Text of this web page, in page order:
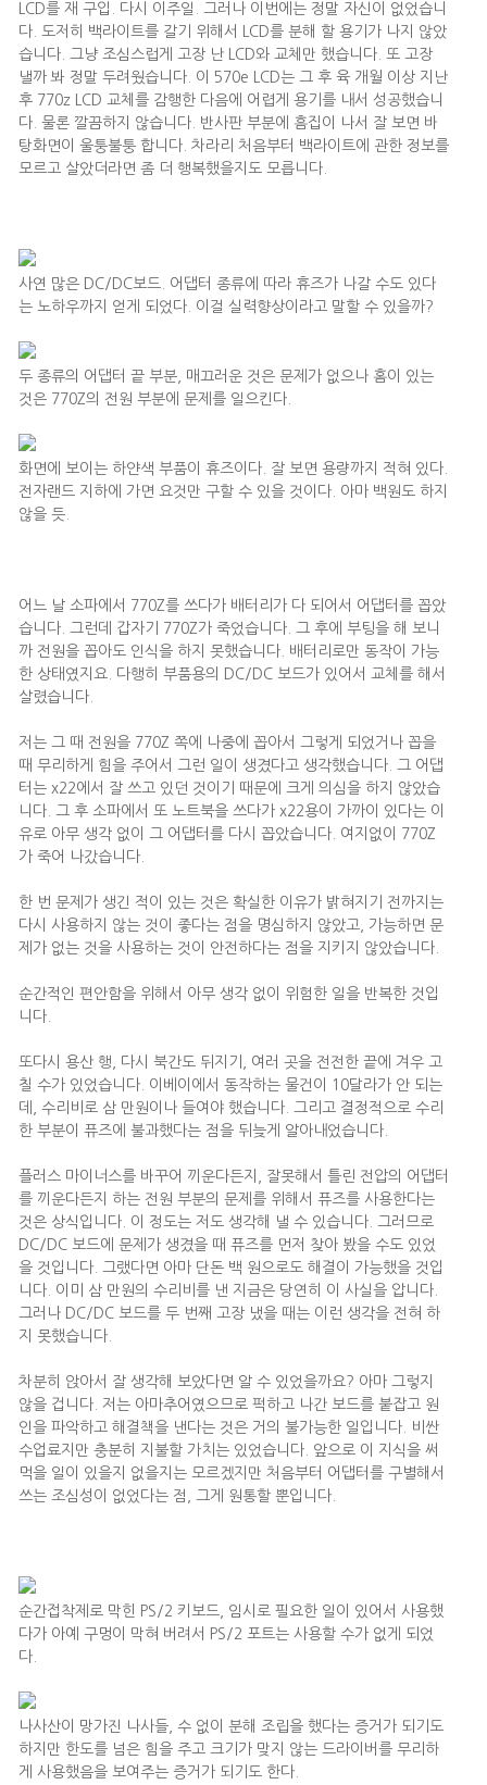
LCD를 재 구입. 다시 이주일. 그러나 이번에는 정말 자신이 없었습니
다. 도저히 백라이트를 갈기 위해서 LCD를 분해 할 용기가 나지 않았
습니다. 그냥 조심스럽게 고장 난 LCD와 교체만 했습니다. 또 고장
낼까 봐 정말 두려웠습니다. 이 570e LCD는 그 후 육 개월 이상 지난
후 770z LCD 교체를 감행한 다음에 어렵게 용기를 내서 성공했습니
다. 물론 깔끔하지 않습니다. 반사판 부분에 흠집이 나서 잘 보면 바
탕화면이 울퉁불퉁 합니다. 차라리 처음부터 백라이트에 관한 정보를
모르고 살았더라면 좀 더 행복했을지도 모릅니다.
사연 많은 DC/DC보드. 어댑터 종류에 따라 휴즈가 나갈 수도 있다
는 노하우까지 얻게 되었다. 이걸 실력향상이라고 말할 수 있을까?
두 종류의 어댑터 끝 부분, 매끄러운 것은 문제가 없으나 홈이 있는
것은 770Z의 전원 부분에 문제를 일으킨다.
화면에 보이는 하얀색 부품이 휴즈이다. 잘 보면 용량까지 적혀 있다.
전자랜드 지하에 가면 요것만 구할 수 있을 것이다. 아마 백원도 하지
않을 듯.
어느 날 소파에서 770Z를 쓰다가 배터리가 다 되어서 어댑터를 꼽았
습니다. 그런데 갑자기 770Z가 죽었습니다. 그 후에 부팅을 해 보니
까 전원을 꼽아도 인식을 하지 못했습니다. 배터리로만 동작이 가능
한 상태였지요. 다행히 부품용의 DC/DC 보드가 있어서 교체를 해서
살렸습니다.
저는 그 때 전원을 770Z 쪽에 나중에 꼽아서 그렇게 되었거나 꼽을
때 무리하게 힘을 주어서 그런 일이 생겼다고 생각했습니다. 그 어댑
터는 x22에서 잘 쓰고 있던 것이기 때문에 크게 의심을 하지 않았습
니다. 그 후 소파에서 또 노트북을 쓰다가 x22용이 가까이 있다는 이
유로 아무 생각 없이 그 어댑터를 다시 꼽았습니다. 여지없이 770Z
가 죽어 나갔습니다.
한 번 문제가 생긴 적이 있는 것은 확실한 이유가 밝혀지기 전까지는
다시 사용하지 않는 것이 좋다는 점을 명심하지 않았고, 가능하면 문
제가 없는 것을 사용하는 것이 안전하다는 점을 지키지 않았습니다.
순간적인 편안함을 위해서 아무 생각 없이 위험한 일을 반복한 것입
니다.
또다시 용산 행, 다시 북간도 뒤지기, 여러 곳을 전전한 끝에 겨우 고
칠 수가 있었습니다. 이베이에서 동작하는 물건이 10달라가 안 되는
데, 수리비로 삼 만원이나 들여야 했습니다. 그리고 결정적으로 수리
한 부분이 퓨즈에 불과했다는 점을 뒤늦게 알아내었습니다.
플러스 마이너스를 바꾸어 끼운다든지, 잘못해서 틀린 전압의 어댑터
를 끼운다든지 하는 전원 부분의 문제를 위해서 퓨즈를 사용한다는
것은 상식입니다. 이 정도는 저도 생각해 낼 수 있습니다. 그러므로
DC/DC 보드에 문제가 생겼을 때 퓨즈를 먼저 찾아 봤을 수도 있었
을 것입니다. 그랬다면 아마 단돈 백 원으로도 해결이 가능했을 것입
니다. 이미 삼 만원의 수리비를 낸 지금은 당연히 이 사실을 압니다.
그러나 DC/DC 보드를 두 번째 고장 냈을 때는 이런 생각을 전혀 하
지 못했습니다.
차분히 앉아서 잘 생각해 보았다면 알 수 있었을까요? 아마 그렇지
않을 겁니다. 저는 아마추어였으므로 퍽하고 나간 보드를 붙잡고 원
인을 파악하고 해결책을 낸다는 것은 거의 불가능한 일입니다. 비싼
수업료지만 충분히 지불할 가치는 있었습니다. 앞으로 이 지식을 써
먹을 일이 있을지 없을지는 모르겠지만 처음부터 어댑터를 구별해서
쓰는 조심성이 없었다는 점, 그게 원통할 뿐입니다.
순간접착제로 막힌 PS/2 키보드, 임시로 필요한 일이 있어서 사용했
다가 아예 구멍이 막혀 버려서 PS/2 포트는 사용할 수가 없게 되었
다.
나사산이 망가진 나사들, 수 없이 분해 조립을 했다는 증거가 되기도
하지만 한도를 넘은 힘을 주고 크기가 맞지 않는 드라이버를 무리하
게 사용했음을 보여주는 증거가 되기도 한다.